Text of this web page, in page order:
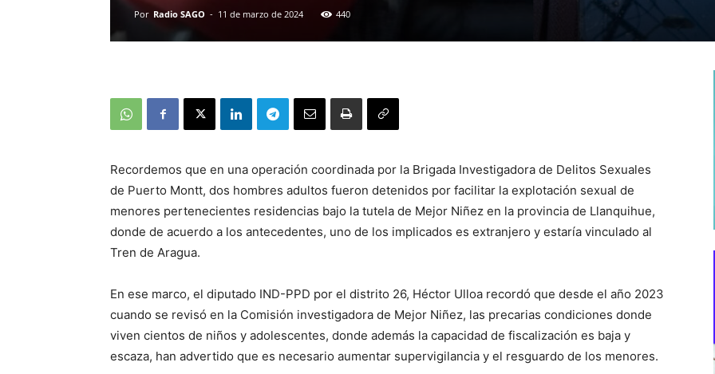
Por Radio SAGO - 11 de marzo de 2024 440
Recordemos que en una operación coordinada por la Brigada Investigadora de Delitos Sexuales
de Puerto Montt, dos hombres adultos fueron detenidos por facilitar la explotación sexual de
menores pertenecientes residencias bajo la tutela de Mejor Niñez en la provincia de Llanquihue,
donde de acuerdo a los antecedentes, uno de los implicados es extranjero y estaría vinculado al
Tren de Aragua.
En ese marco, el diputado IND-PPD por el distrito 26, Héctor Ulloa recordó que desde el año 2023
cuando se revisó en la Comisión investigadora de Mejor Niñez, las precarias condiciones donde
viven cientos de niños y adolescentes, donde además la capacidad de fiscalización es baja y
escaza, han advertido que es necesario aumentar supervigilancia y el resguardo de los menores.